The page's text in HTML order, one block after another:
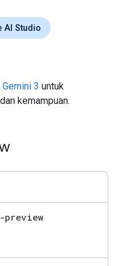
AI Studio
3 untuk
kemampuan.